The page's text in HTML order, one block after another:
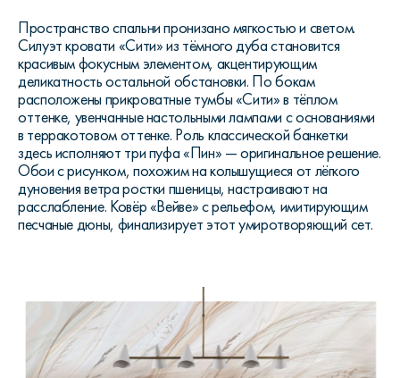
Пространство спальни пронизано мягкостью и светом.
Силуэт кровати «Сити» из тёмного дуба становится
красивым фокусным элементом, акцентирующим
деликатность остальной обстановки. По бокам
расположены прикроватные тумбы «Сити» в тёплом
оттенке, увенчанные настольными лампами с основаниями
в терракотовом оттенке. Роль классической банкетки
здесь исполняют три пуфа «Пин» — оригинальное решение.
Обои с рисунком, похожим на колышущиеся от лёгкого
дуновения ветра ростки пшеницы, настраивают на
расслабление. Ковёр «Вейве» с рельефом, имитирующим
песчаные дюны, финализирует этот умиротворяющий сет.